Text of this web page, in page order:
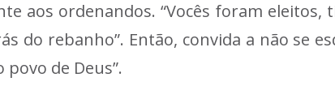
aos ordenandos. “Vocês foram eleitos,
do rebanho”. Então, convida a não se
de Deus”.